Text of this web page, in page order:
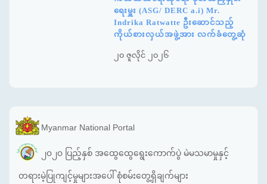
ရေးမှူး (ASG/ DERC a.i) Mr.
Indrika Ratwatte ဦးဆောင်သည့်
ကိုယ်စားလှယ်အဖွဲ့အား လက်ခံတွေ့ဆုံ
၂၀ ဇူလိုင် ၂၀၂၆
Myanmar National Portal
၂၀၂၀ ပြည့်နှစ် အထွေထွေရွေးကောက်ပွဲ မဲမသမာမှုနှင့်
တရားမဲ့ပြုကျင့်မှုများအပေါ် စုံစမ်းတွေ့ရှိချက်များ